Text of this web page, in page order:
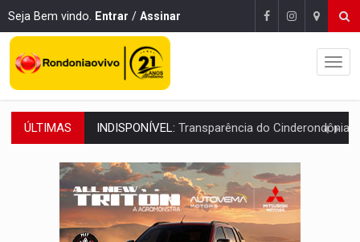
Seja Bem vindo. Entrar / Assinar
ÚLTIMAS AMPLIAÇÃO:IGs de Rondônia entram em programa internacional para
URGENTE:Acidente envolve cinco veículos em obra de
EDUCAÇÃO:Corumbiara lidera Ideb 2025 entre redes
COMPETIÇÕES:Joer 2026 inicia fases regionais e reúne mais de 7,3